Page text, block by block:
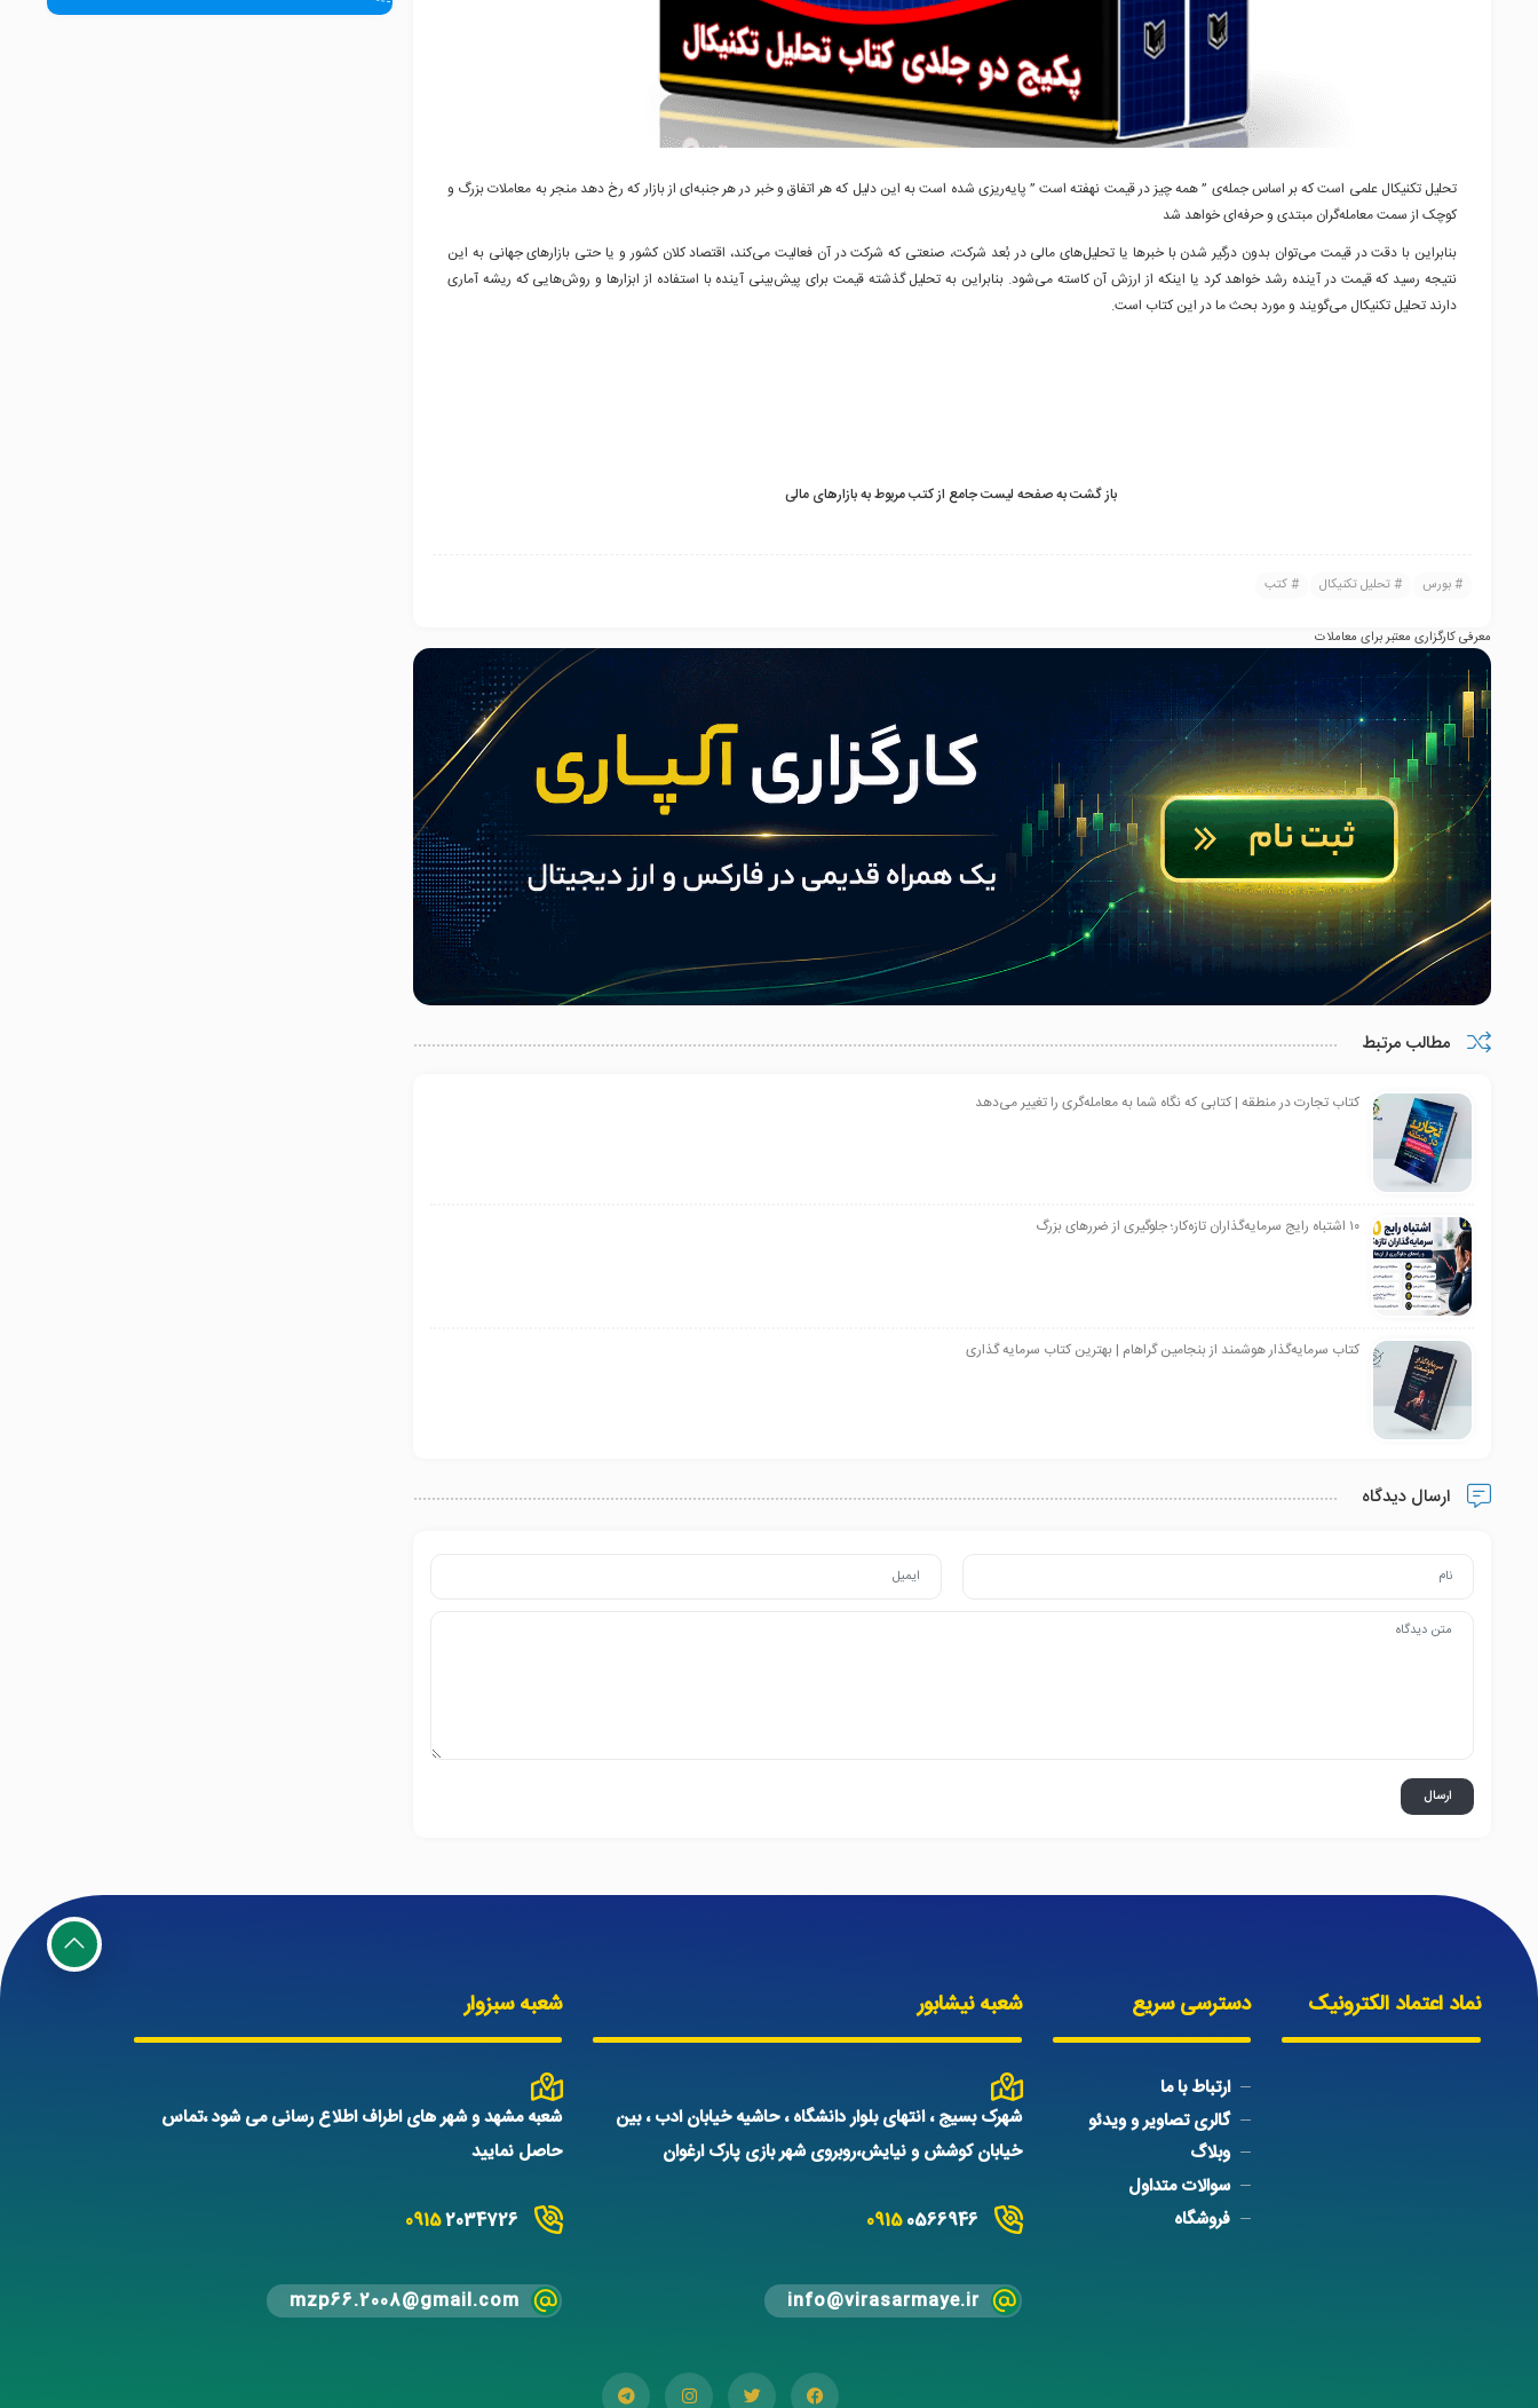
تحلیلتکنیکال علمی است که بر اساس جمله‌ی ” همه چیز در قیمت نهفته است ” پایه‌ریزی شده است به این دلیل که هر اتفاق و خبر در هر جنبه‌ای از بازار که رخ دهد منجر به معاملات بزرگ و
کوچک از سمت معامله‌گران مبتدی و حرفه‌ای خواهد شد
بنابراین با دقت در قیمت می‌توان بدون درگیر شدن با خبرها یا تحلیل‌های مالی در بُعد شرکت، صنعتی که شرکت در آن فعالیت می‌کند، اقتصاد کلان کشور و یا حتی بازارهای جهانی به این
نتیجه رسید که قیمت در آینده رشد خواهد کرد یا اینکه از ارزش آن کاسته می‌شود. بنابراین به تحلیل گذشته قیمت برای پیش‌بینی آینده با استفاده از ابزارها و روش‌هایی که ریشه آماری
دارند تحلیل تکنیکال می‌گویند و مورد بحث ما در این کتاب است.
باز گشت به صفحه لیست جامع از کتب مربوط به بازارهای مالی
بورس تحلیل تکنیکال کتب
معرفی کارگزاری معتبر برای معاملات
مطالب مرتبط
کتاب تجارت در منطقه | کتابی که نگاه شما به معامله‌گری را تغییر می‌دهد
۱۰ اشتباه رایج سرمایه‌گذاران تازه‌کار؛ جلوگیری از ضررهای بزرگ
کتاب سرمایه‌گذار هوشمند از بنجامین گراهام | بهترین کتاب سرمایه گذاری
ارسال دیدگاه
نماد اعتماد الکترونیک دسترسی سریع
ارتباط با ما
گالری تصاویر و ویدئو
وبلاگ
سوالات متداول
فروشگاه
شعبه نیشابور
شهرک بسیج ، انتهای بلوار دانشگاه ، حاشیه خیابان ادب ، بین
خیابان کوشش و نیایش،روبروی شهر بازی پارک ارغوان
09150566946
info@virasarmaye.ir
شعبه سبزوار
شعبه مشهد و شهر های اطراف اطلاع رسانی می شود ،تماس
حاصل نمایید
09152034726
mzp66.2008@gmail.com